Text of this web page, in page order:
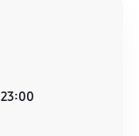
заявленным